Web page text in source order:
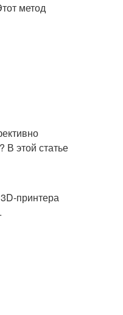
метод
В этой статье
принтера